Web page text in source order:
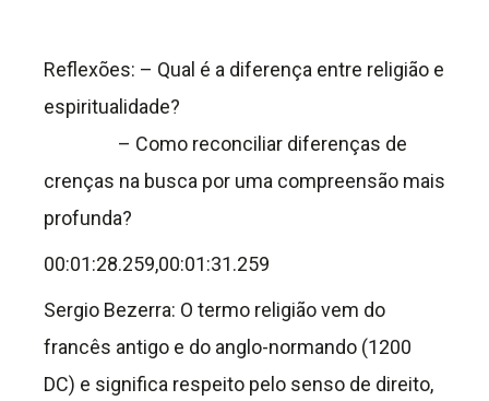
Reflexões: – Qual é a diferença entre religião e
espiritualidade?
– Como reconciliar diferenças de
crenças na busca por uma compreensão mais
profunda?
00:01:28.259,00:01:31.259
Sergio Bezerra: O termo religião vem do
francês antigo e do anglo-normando (1200
DC) e significa respeito pelo senso de direito,